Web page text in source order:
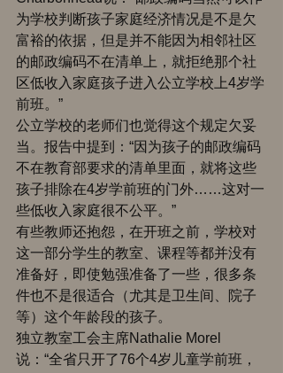
为学校判断孩子家庭经济情况是不是欠
富裕的依据，但是并不能因为相邻社区
的邮政编码不在清单上，就拒绝那个社
区低收入家庭孩子进入公立学校上4岁学
前班。”
公立学校的老师们也觉得这个规定欠妥
当。报告中提到：“因为孩子的邮政编码
不在教育部要求的清单里面，就将这些
孩子排除在4岁学前班的门外……这对一
些低收入家庭很不公平。”
有些教师还抱怨，在开班之前，学校对
这一部分学生的教室、课程等都并没有
准备好，即使勉强准备了一些，很多条
件也不是很适合（尤其是卫生间、院子
等）这个年龄段的孩子。
独立教室工会主席Nathalie Morel
说：“全省只开了76个4岁儿童学前班，